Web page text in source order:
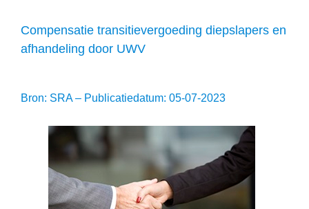
Compensatie transitievergoeding diepslapers en
afhandeling door UWV
Bron: SRA – Publicatiedatum: 05-07-2023